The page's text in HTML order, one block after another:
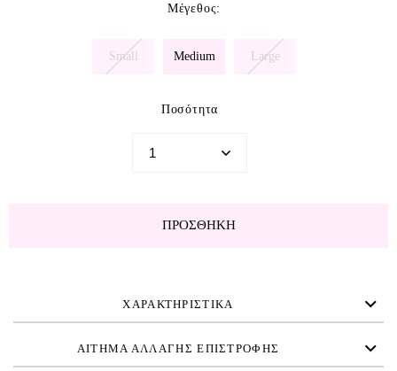
Μέγεθος:
Small Medium Large
Ποσότητα
ΠΡΟΣΘΉΚΗ
ΧΑΡΑΚΤΗΡΙΣΤΙΚΑ
ΑΙΤΗΜΑ ΑΛΛΑΓΗΣ ΕΠΙΣΤΡΟΦΗΣ